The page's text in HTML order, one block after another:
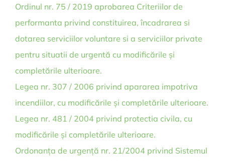
Ordinul nr. 75 / 2019 aprobarea Criteriilor de
performanta privind constituirea, încadrarea si
dotarea serviciilor voluntare si a serviciilor private
pentru situatii de urgentă cu modificările și
completările ulterioare.
Legea nr. 307 / 2006 privind apararea impotriva
incendiilor, cu modificările și completările ulterioare.
Legea nr. 481 / 2004 privind protectia civila, cu
modificările și completările ulterioare.
Ordonanța de urgență nr. 21/2004 privind Sistemul